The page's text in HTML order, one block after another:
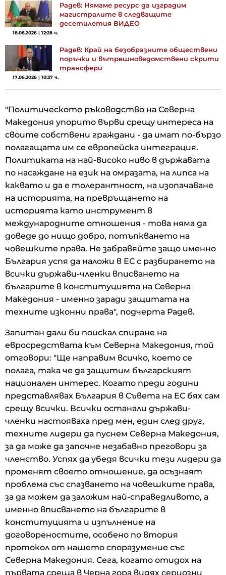
Радев: Нямаме ресурс да изградим
магистралите в следващите
десетилетия ВИДЕО
18.06.2026 | 12:28 ч.
Радев: Край на безобразните обществени
поръчки и вътрешноведомствени скрити
трансфери
17.06.2026 | 10:37 ч.
"Политическото ръководство на Северна
Македония упорито върви срещу интереса на
своите собствени граждани - да имат по-бързо
полагащата им се европейска интеграция.
Политиката на най-високо ниво в държавата
по насаждане на език на омразата, на липса на
каквато и да е толерантност, на изопачаване
на историята, на превръщането на
историята като инструмент в
международните отношения - това няма да
доведе до нищо добро, потъпкването на
човешките права. Не забравяйте защо именно
България успя да наложи в ЕС с разбирането на
всички държави-членки вписването на
българите в конституцията на Северна
Македония - именно заради защитата на
техните изконни права", подчерта Радев.
Запитан дали би поискал спиране на
евросредствата към Северна Македония, той
отговори: "Ще направим всичко, което се
полага, така че да защитим българският
национален интерес. Когато преди години
представлявах България в Съвета на ЕС бях сам
срещу всички. Всички останали държави-
членки настояваха пред мен, един след друг,
техните лидери да пуснем Северна Македония,
за да може да започне незабавно преговори за
членство. Успях да убедя всички тези лидери да
променят своето отношение, да осъзнаят
проблема със спазването на човешките права,
за да можем да заложим най-справедливото, а
именно вписването на българите в
конституцията и изпълнение на
договореностите, особено по втория
протокол от нашето споразумение със
Северна Македония. Сега, когато отидох на
първата среща в Черна гора видях сериозни